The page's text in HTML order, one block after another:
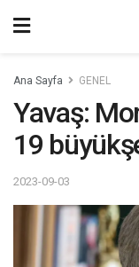
Ana Sayfa GENEL
Yavaş:
19
2023-09-03